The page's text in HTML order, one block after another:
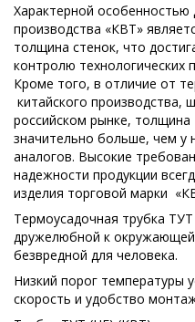
Характерной особенностью
производства «КВТ»
толщина стенок, что
контролю технологических
Кроме того, в отличие от
китайского производства,
российском рынке,
значительно больше, чем у
аналогов. Высокие
надежности продукции
изделия торговой марки
Термоусадочная трубка
дружелюбной к
безвредной для человека.
Низкий порог температуры
скорость и удобство